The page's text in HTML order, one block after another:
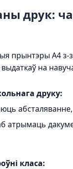
друк:
A4 з-
на
друку:
атрымаць
класа: